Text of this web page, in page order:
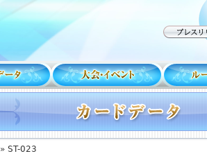
» ST-023